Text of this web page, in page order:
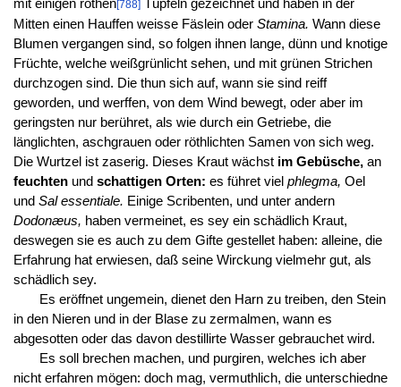
mit einigen rothen[788]Tüpfeln gezeichnet und haben in der
Mitten einen Hauffen weisse Fäslein oder Stamina. Wann diese
Blumen vergangen sind, so folgen ihnen lange, dünn und knotige
Früchte, welche weißgrünlicht sehen, und mit grünen Strichen
durchzogen sind. Die thun sich auf, wann sie sind reiff
geworden, und werffen, von dem Wind bewegt, oder aber im
geringsten nur berühret, als wie durch ein Getriebe, die
länglichten, aschgrauen oder röthlichten Samen von sich weg.
Die Wurtzel ist zaserig. Dieses Kraut wächst im Gebüsche,an
feuchtenund schattigen Orten: es führet viel phlegma, Oel
und Sal essentiale. Einige Scribenten, und unter andern
Dodonæus, haben vermeinet, es sey ein schädlich Kraut,
deswegen sie es auch zu dem Gifte gestellet haben: alleine, die
Erfahrung hat erwiesen, daß seine Wirckung vielmehr gut, als
schädlich sey.
Es eröffnet ungemein, dienet den Harn zu treiben, den Stein
in den Nieren und in der Blase zu zermalmen, wann es
abgesotten oder das davon destillirte Wasser gebrauchet wird.
Es soll brechen machen, und purgiren, welches ich aber
nicht erfahren mögen: doch mag, vermuthlich, die unterschiedne